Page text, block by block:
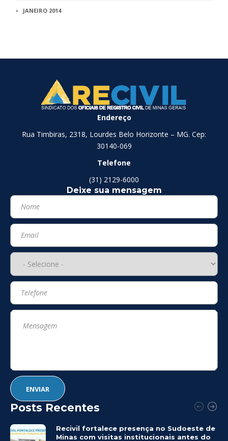
JANEIRO 2014
Endereço
Rua Timbiras, 2318, Lourdes Belo Horizonte – MG. Cep:
30140-069
Telefone
(31) 2129-6000
Deixe sua mensagem
Posts Recentes
Recivil fortalece presença no Sudoeste de
Minas com visitas institucionais antes do